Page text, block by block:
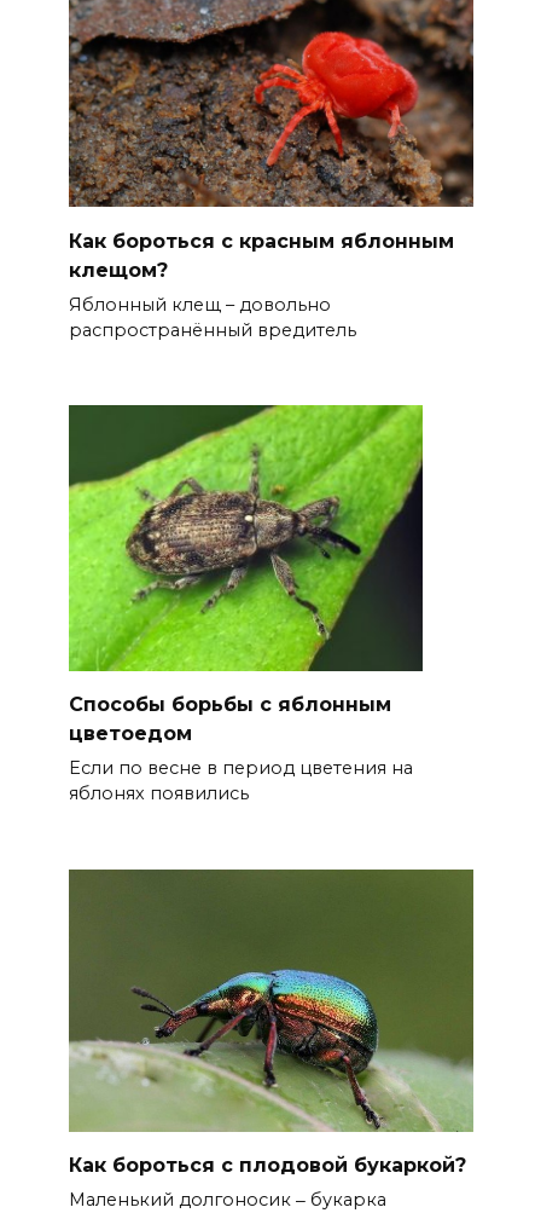
Как бороться с красным яблонным
клещом?
Яблонный клещ – довольно
распространённый вредитель
Способы борьбы с яблонным
цветоедом
Если по весне в период цветения на
яблонях появились
Как бороться с плодовой букаркой?
Маленький долгоносик ‒ букарка